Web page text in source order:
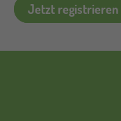
Jetzt registrieren